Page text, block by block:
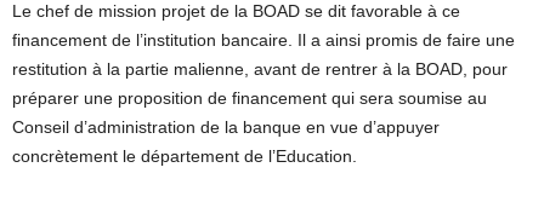
Le chef de mission projet de la BOAD se dit favorable à ce
financement de l’institution bancaire. Il a ainsi promis de faire une
restitution à la partie malienne, avant de rentrer à la BOAD, pour
préparer une proposition de financement qui sera soumise au
Conseil d’administration de la banque en vue d’appuyer
concrètement le département de l’Education.